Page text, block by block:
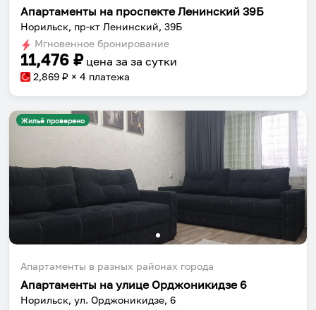
Апартаменты на проспекте Ленинский 39Б
Норильск, пр-кт Ленинский, 39Б
Мгновенное бронирование
11,476 ₽ цена за за сутки
2,869 ₽ × 4 платежа
Жильё проверено
Апартаменты в разных районах города
Апартаменты на улице Орджоникидзе 6
Норильск, ул. Орджоникидзе, 6